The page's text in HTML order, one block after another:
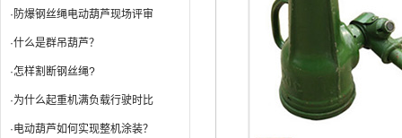
·防爆钢丝绳电动葫芦现场评审
·什么是群吊葫芦？
·怎样割断钢丝绳?
·为什么起重机满负载行驶时比
·电动葫芦如何实现整机涂装？